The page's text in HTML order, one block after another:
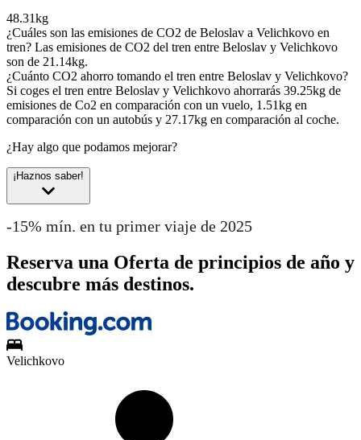
48.31kg
¿Cuáles son las emisiones de CO2 de Beloslav a Velichkovo en
tren? Las emisiones de CO2 del tren entre Beloslav y Velichkovo
son de 21.14kg.
¿Cuánto CO2 ahorro tomando el tren entre Beloslav y Velichkovo?
Si coges el tren entre Beloslav y Velichkovo ahorrarás 39.25kg de
emisiones de Co2 en comparación con un vuelo, 1.51kg en
comparación con un autobús y 27.17kg en comparación al coche.
¿Hay algo que podamos mejorar?
¡Haznos saber!
-15% mín. en tu primer viaje de 2025
Reserva una Oferta de principios de año y
descubre más destinos.
Velichkovo